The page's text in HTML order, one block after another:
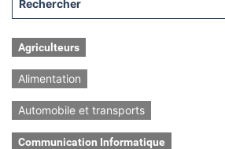
Agriculteurs
Alimentation
Automobile et transports
Communication Informatique